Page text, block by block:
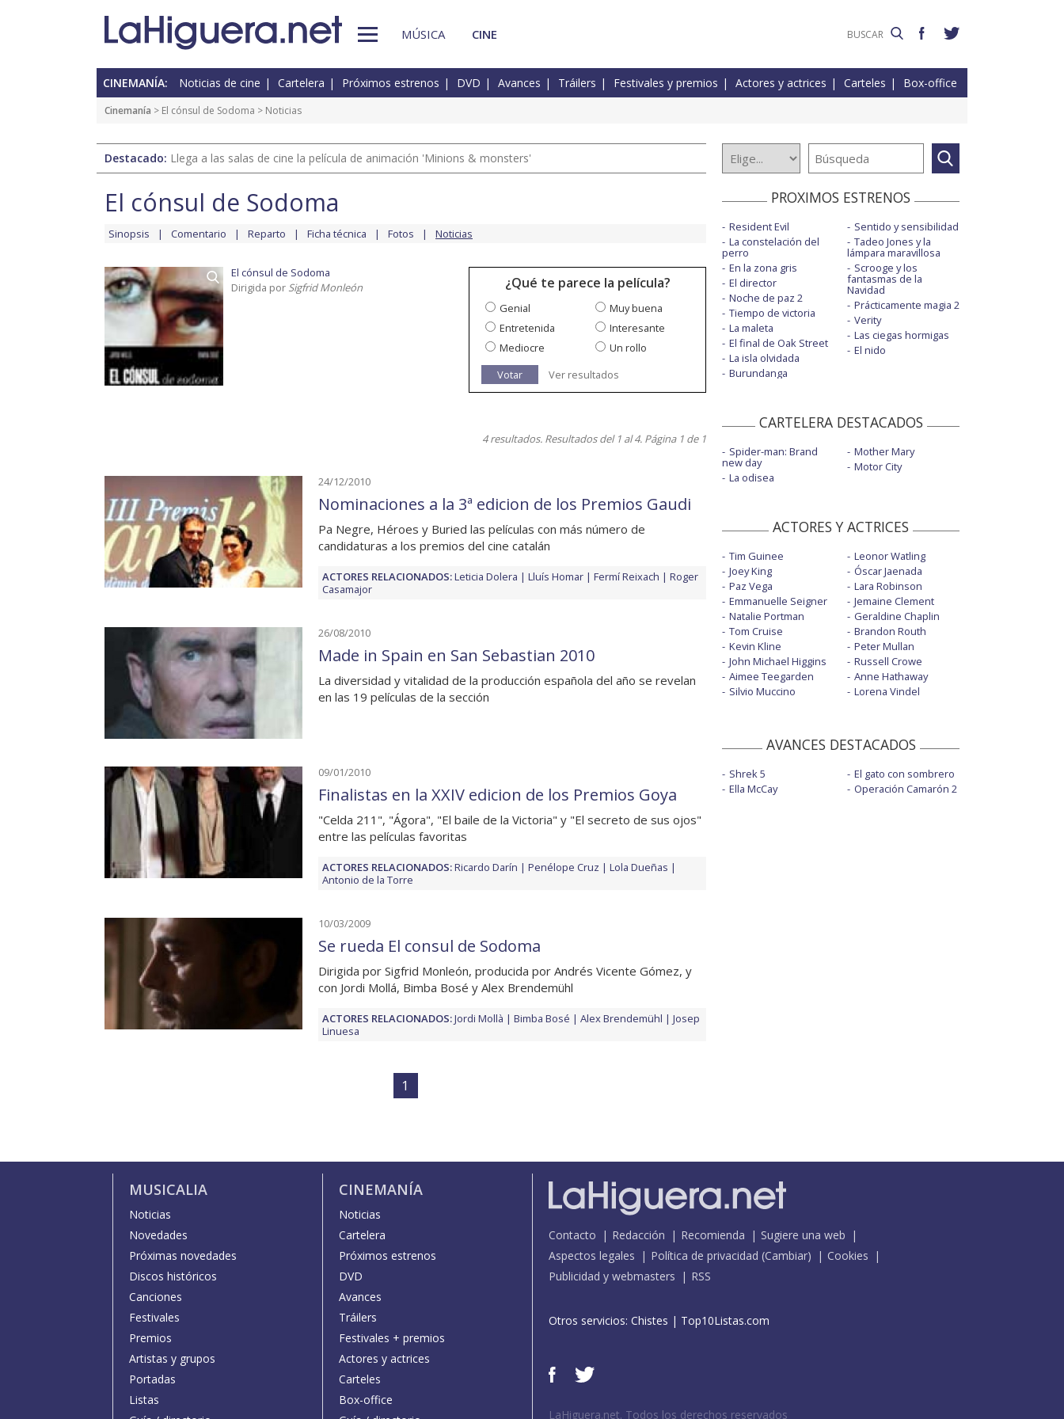
MÚSICA CINE
CINEMANÍA: Noticias de cine Cartelera Próximos estrenos DVD Avances Tráilers Festivales y premios Actores y actrices Carteles Box-office
Cinemanía > El cónsul de Sodoma > Noticias
Destacado: Llega a las salas de cine la película de animación 'Minions & monsters'
El cónsul de Sodoma
Sinopsis Comentario Reparto Ficha técnica Fotos Noticias
El cónsul de Sodoma
Dirigida por Sigfrid Monleón ¿Qué te parece la película?
Genial
Muy buena
Entretenida
Interesante
Mediocre
Un rollo
Votar
Ver resultados
4 resultados. Resultados del 1 al 4. Página 1 de 1
24/12/2010
Nominaciones a la 3ª edicion de los Premios Gaudi
Pa Negre, Héroes y Buried las películas con más número de
candidaturas a los premios del cine catalán
ACTORES RELACIONADOS:Leticia Dolera Lluís Homar Fermí Reixach
Roger
Casamajor
26/08/2010
Made in Spain en San Sebastian 2010
La diversidad y vitalidad de la producción española del año se revelan
en las 19 películas de la sección
09/01/2010
Finalistas en la XXIV edicion de los Premios Goya
"Celda 211", "Ágora", "El baile de la Victoria" y "El secreto de sus ojos"
entre las películas favoritas
ACTORES RELACIONADOS:Ricardo Darín Penélope Cruz
Lola Dueñas
Antonio de la Torre
10/03/2009
Se rueda El consul de Sodoma
Dirigida por Sigfrid Monleón, producida por Andrés Vicente Gómez, y
con Jordi Mollá, Bimba Bosé y Alex Brendemühl
ACTORES RELACIONADOS:Jordi Mollà Bimba Bosé Alex Brendemühl
Josep
Linuesa
1
PROXIMOS ESTRENOS
Resident Evil
La constelación del
perro
En la zona gris
El director
Noche de paz 2
Tiempo de victoria
La maleta
El final de Oak Street
La isla olvidada
Burundanga
Sentido y sensibilidad
Tadeo Jones y la
lámpara maravillosa
Scrooge y los
fantasmas de la
Navidad
Prácticamente magia 2
Verity
Las ciegas hormigas
El nido
CARTELERA DESTACADOS
Spider-man: Brand
new day
La odisea
Mother Mary
Motor City
ACTORES Y ACTRICES
Tim Guinee
Joey King
Paz Vega
Emmanuelle Seigner
Natalie Portman
Tom Cruise
Kevin Kline
John Michael Higgins
Aimee Teegarden
Silvio Muccino
Leonor Watling
Óscar Jaenada
Lara Robinson
Jemaine Clement
Geraldine Chaplin
Brandon Routh
Peter Mullan
Russell Crowe
Anne Hathaway
Lorena Vindel
AVANCES DESTACADOS
Shrek 5
Ella McCay
El gato con sombrero
Operación Camarón 2
MUSICALIA
Noticias
Novedades
Próximas novedades
Discos históricos
Canciones
Festivales
Premios
Artistas y grupos
Portadas
Listas
CINEMANÍA
Noticias
Cartelera
Próximos estrenos
DVD
Avances
Tráilers
Festivales + premios
Actores y actrices
Carteles
Box-office
Contacto Redacción Recomienda
Sugiere una web
Aspectos legales
Política de privacidad (Cambiar)
Cookies
Publicidad y webmasters
RSS
Otros servicios: Chistes | Top10Listas.com
LaHiguera.net. Todos los derechos reservados